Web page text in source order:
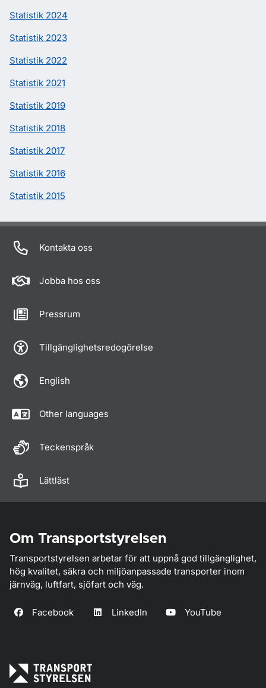
Statistik 2024
Statistik 2023
Statistik 2022
Statistik 2021
Statistik 2019
Statistik 2018
Statistik 2017
Statistik 2016
Statistik 2015
Kontakta oss
Jobba hos oss
Pressrum
Tillgänglighetsredogörelse
English
Other languages
Teckenspråk
Lättläst
Om Transportstyrelsen
Transportstyrelsen arbetar för att uppnå god tillgänglighet,
hög kvalitet, säkra och miljöanpassade transporter inom
järnväg, luftfart, sjöfart och väg.
Facebook LinkedIn YouTube